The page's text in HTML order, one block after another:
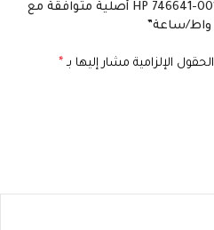
كن أول من يقيم “بطارية HP 746641-001 / OA04 أصلية متوافقة مع
الحقول الإلزامية مشار إليها بـ *